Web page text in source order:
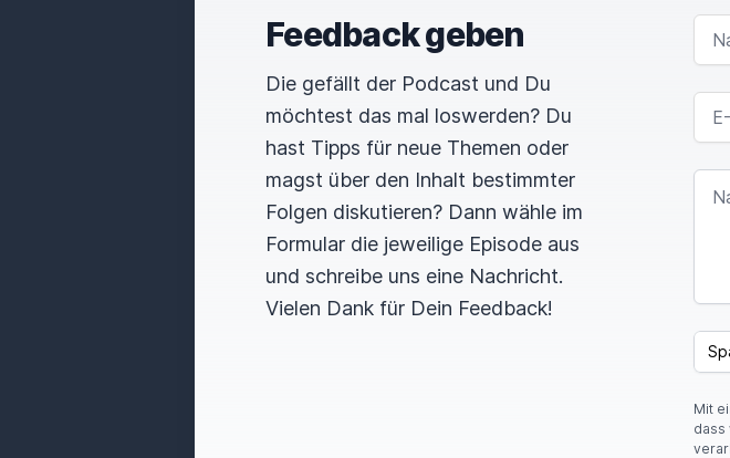
Feedback geben
Die gefällt der Podcast und Du
möchtest das mal loswerden? Du
hast Tipps für neue Themen oder
magst über den Inhalt bestimmter
Folgen diskutieren? Dann wähle im
Formular die jeweilige Episode aus
und schreibe uns eine Nachricht.
Vielen Dank für Dein Feedback!
NAME
E-
Mit
dass